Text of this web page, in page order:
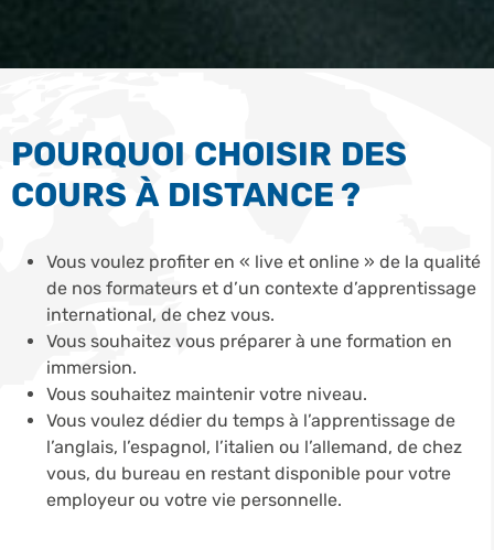
POURQUOI CHOISIR DES
COURS À DISTANCE ?
Vous voulez profiter en « live et online » de la qualité
de nos formateurs et d’un contexte d’apprentissage
international, de chez vous.
Vous souhaitez vous préparer à une formation en
immersion.
Vous souhaitez maintenir votre niveau.
Vous voulez dédier du temps à l’apprentissage de
l’anglais, l’espagnol, l’italien ou l’allemand, de chez
vous, du bureau en restant disponible pour votre
employeur ou votre vie personnelle.